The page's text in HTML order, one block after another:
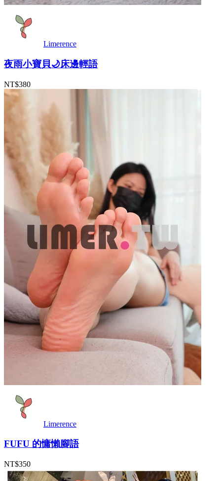
Limerence
夜雨小寶貝🌙床邊輕語
NT$380
Limerence
FUFU 的慵懶腳語
NT$350